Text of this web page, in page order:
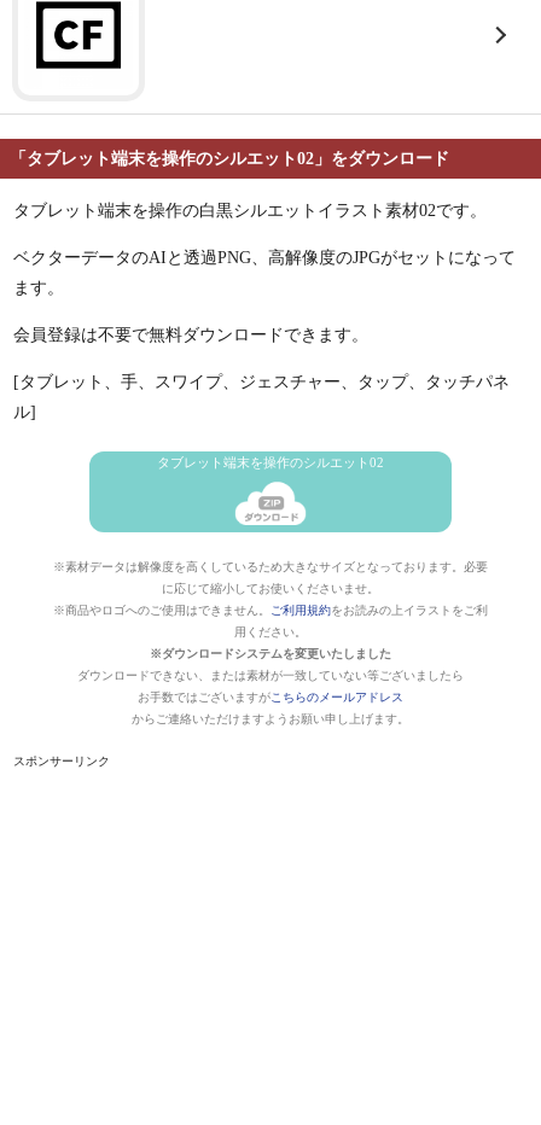
「タブレット端末を操作のシルエット02」をダウンロード
タブレット端末を操作の白黒シルエットイラスト素材02です。
ベクターデータのAIと透過PNG、高解像度のJPGがセットになって
ます。
会員登録は不要で無料ダウンロードできます。
[タブレット、手、スワイプ、ジェスチャー、タップ、タッチパネ
ル]
タブレット端末を操作のシルエット02
※素材データは解像度を高くしているため大きなサイズとなっております。必要
に応じて縮小してお使いくださいませ。
※商品やロゴへのご使用はできません。
ご利用規約をお読みの上イラストをご利
用ください。
※ダウンロードシステムを変更いたしました
ダウンロードできない、または素材が一致していない等ございましたら
お手数ではございますがこちらのメールアドレス
からご連絡いただけますようお願い申し上げます。
スポンサーリンク